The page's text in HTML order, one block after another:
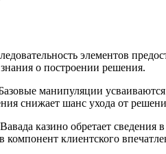
элементов
о построении решения.
манипуляции
снижает шанс ухода от
казино обретает сведения
компонент клиентского